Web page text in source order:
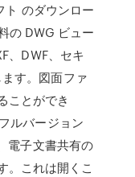
のダウンロー
の DWG ビュー
、DWF、セキ
す。図面ファ
ことができ
ルバージョン
電子文書共有の
。これは開くこ